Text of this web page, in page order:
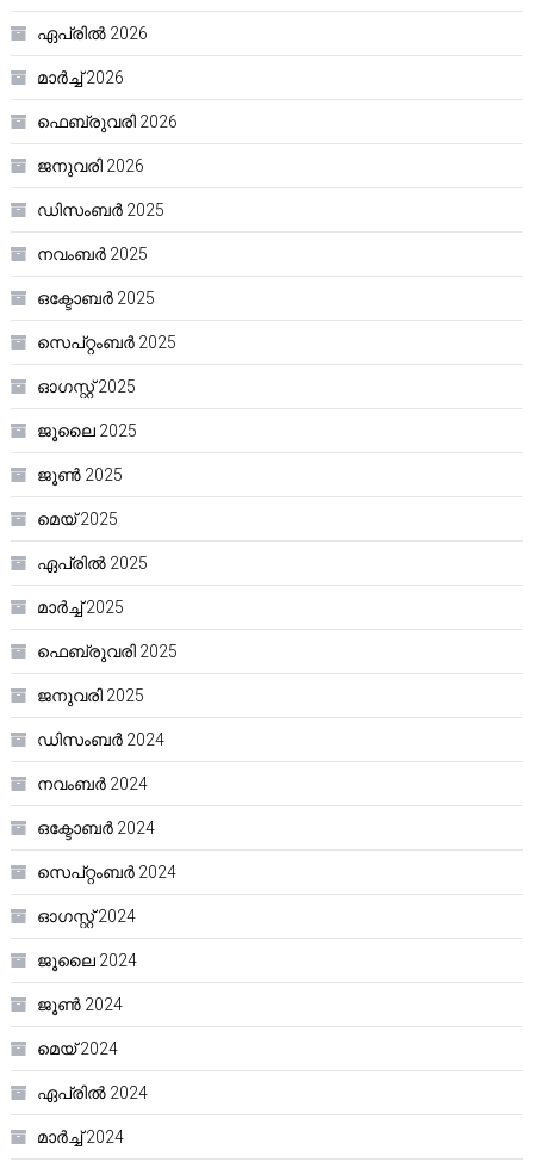
ഏപ്രിൽ 2026
മാർച്ച്‌ 2026
ഫെബ്രുവരി 2026
ജനുവരി 2026
ഡിസംബർ 2025
നവംബർ 2025
ഒക്ടോബർ 2025
സെപ്റ്റംബർ 2025
ഓഗസ്റ്റ്‌ 2025
ജൂലൈ 2025
ജൂൺ 2025
മെയ്‌ 2025
ഏപ്രിൽ 2025
മാർച്ച്‌ 2025
ഫെബ്രുവരി 2025
ജനുവരി 2025
ഡിസംബർ 2024
നവംബർ 2024
ഒക്ടോബർ 2024
സെപ്റ്റംബർ 2024
ഓഗസ്റ്റ്‌ 2024
ജൂലൈ 2024
ജൂൺ 2024
മെയ്‌ 2024
ഏപ്രിൽ 2024
മാർച്ച്‌ 2024